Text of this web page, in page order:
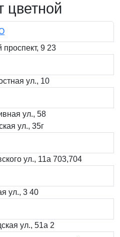
цветной
9 23
ул., 10
ул., 58
ул., 35г
ул., 11а 703,704
ул., 3 40
ул., 51а 2